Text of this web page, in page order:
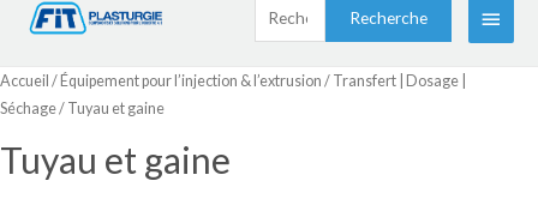
Menu
Recherche
Accueil / Équipement pour l’injection & l’extrusion / Transfert | Dosage |
Séchage/ Tuyau et gaine
Tuyau et gaine